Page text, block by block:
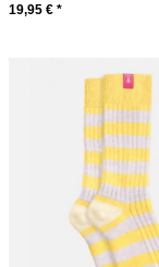
19,95 € *